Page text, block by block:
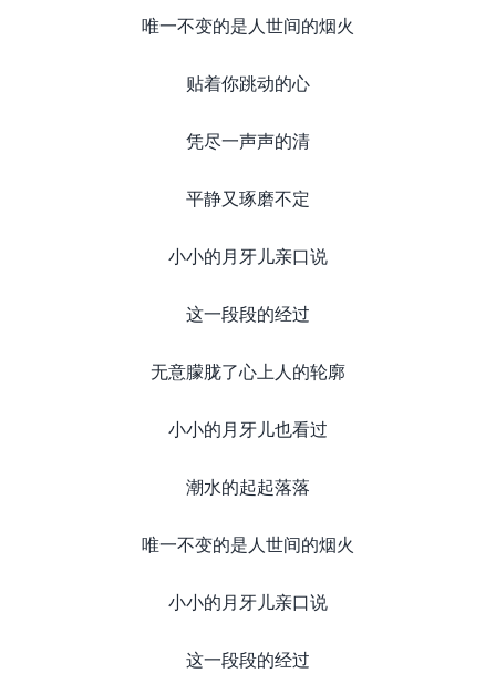
唯一不变的是人世间的烟火
贴着你跳动的心
凭尽一声声的清
平静又琢磨不定
小小的月牙儿亲口说
这一段段的经过
无意朦胧了心上人的轮廓
小小的月牙儿也看过
潮水的起起落落
唯一不变的是人世间的烟火
小小的月牙儿亲口说
这一段段的经过